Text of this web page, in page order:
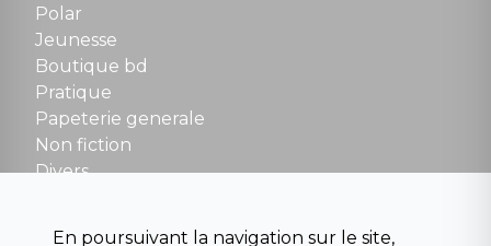
NOUS CONTACTER
contact@la-griffe-noire.com
Polar
Jeunesse
Boutique bd
Pratique
Papeterie generale
Non fiction
Divers
En poursuivant la navigation sur le site,